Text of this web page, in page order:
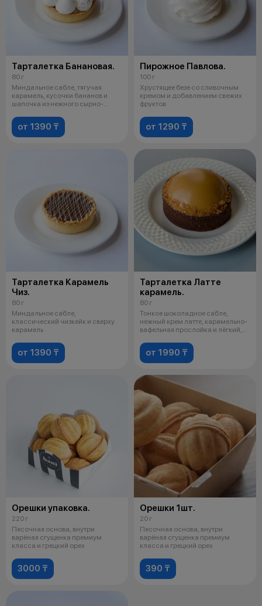
Тарталетка Банановая.
80 г
Миндальное сабле, тягучая
карамель, кусочки бананов и
шапочка из нежного сырно-
от 1390 ₸
Пирожное Павлова.
100 г
Хрустящее безе со сливочным
кремом и добавлением свежих
фруктов
от 1290 ₸
Тарталетка Карамель
Чиз.
80 г
Миндальное сабле,
классический чизкейк и сверху
карамель
от 1390 ₸
Тарталетка Латте
карамель.
80 г
Тонкое шоколадное сабле,
нежный крем латте, карамельно-
вафельная прослойка и лёгкий,
от 1990 ₸
Орешки упаковка.
220 г
Песочная основа, внутри
варёная сгущенка премиум
класса и грецкий орех
3000 ₸
Орешки 1шт.
20 г
Песочная основа, внутри
варёная сгущенка премиум
класса и грецкий орех
390 ₸